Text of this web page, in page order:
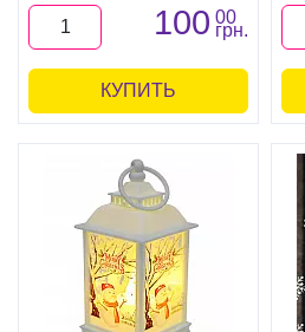
100 00
грн.
КУПИТЬ